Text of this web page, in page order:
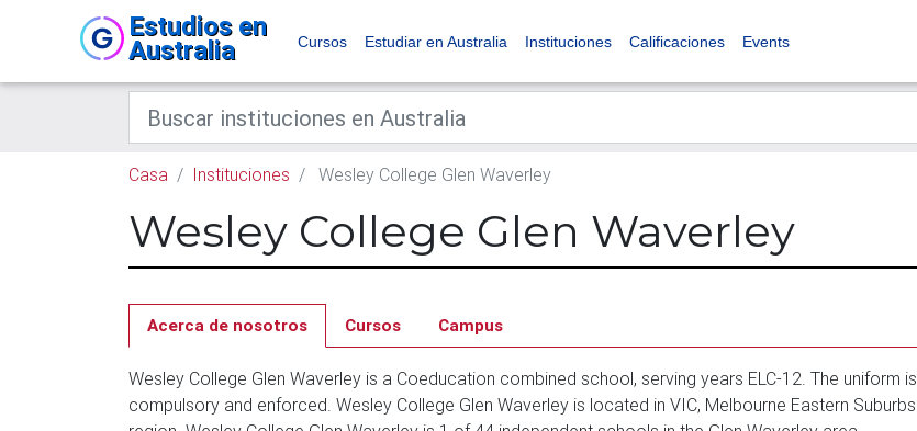
Estudios en
Australia Cursos Estudiar en Australia Instituciones Calificaciones Events
Casa Instituciones Wesley College Glen Waverley
Wesley College Glen Waverley
Acerca de nosotros Cursos Campus
Wesley College Glen Waverley is a Coeducation combined school, serving years ELC-12. The uniform is
compulsory and enforced. Wesley College Glen Waverley is located in VIC, Melbourne Eastern Suburbs